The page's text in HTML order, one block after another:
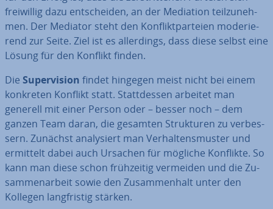
frei­wil­lig dazu ent­schei­den, an der Mediation teil­zu­neh­
men. Der Mediator steht den Kon­flikt­par­tei­en mo­de­rie­
rend zur Seite. Ziel ist es al­ler­dings, dass diese selbst eine
Lösung für den Konflikt finden.
Die Su­per­vi­si­on findet hingegen meist nicht bei einem
konkreten Konflikt statt. Statt­des­sen arbeitet man
generell mit einer Person oder – besser noch – dem
ganzen Team daran, die gesamten Struk­tu­ren zu ver­bes­
sern. Zunächst ana­ly­siert man Ver­hal­tens­mus­ter und
ermittelt dabei auch Ursachen für mögliche Konflikte. So
kann man diese schon früh­zei­tig vermeiden und die Zu­
sam­men­ar­beit sowie den Zu­sam­men­halt unter den
Kollegen lang­fris­tig stärken.